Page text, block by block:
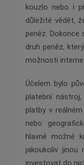
kouzlo nebo i
důležité vědět,
peněz.
druh peněz,
možnosti
Účelem bylo
platební
platby v
nebo
hlavně možné
jakoukoliv
investovat do